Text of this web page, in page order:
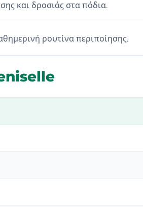
και δροσιάς στα πόδια.
ρουτίνα περιποίησης.